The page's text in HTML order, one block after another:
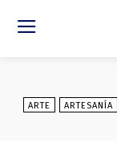
ARTE ARTESANÍA